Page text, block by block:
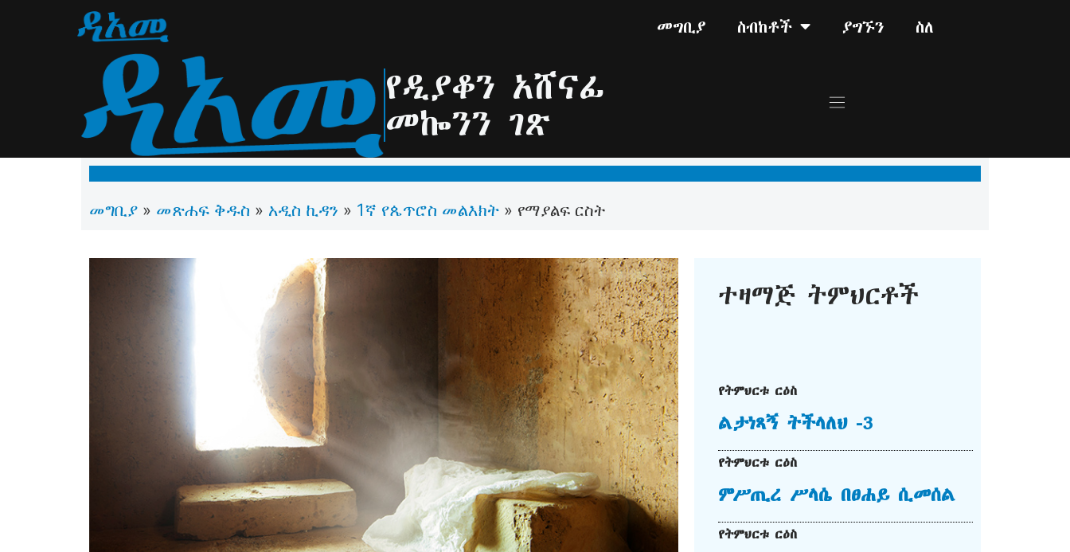
መግቢያ ስብከቶች ያግኙን ስለ
የዲያቆን አሸናፊ
መኰንን ገጽ
መግቢያ » መጽሐፍ ቅዱስ » አዲስ ኪዳን » 1ኛ የጴጥሮስ መልእክት » የማያልፍ ርስት
ተዛማጅ ትምህርቶች
የትምህርቱ ርዕስ
ልታነጻኝ ትችላለህ -3
የትምህርቱ ርዕስ
ምሥጢረ ሥላሴ በፀሐይ ሲመሰል
የትምህርቱ ርዕስ